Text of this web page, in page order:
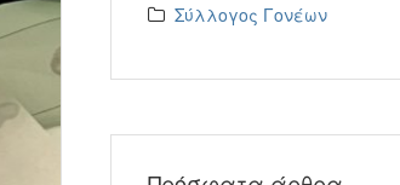
Σύλλογος Γονέων